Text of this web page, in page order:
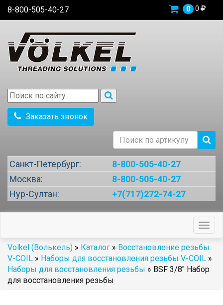
8-800-505-40-27 0 0
Заказать звонок
Санкт-Петербург:
8-800-505-40-27
Москва:
8-800-505-40-27
Нур-Султан:
+7(717)272-74-27
Volkel (Волькель) » Каталог » Восстановление резьбы
V-COIL » Наборы для восстановления резьбы V-COIL »
Наборы для восстановления резьбы » BSF 3/8" Набор
для восстановления резьбы